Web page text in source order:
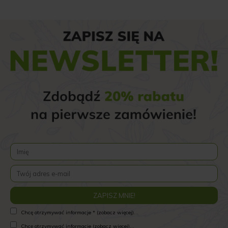
Chcę otrzymywać informacje * (zobacz więcej)...
Chcę otrzymywać informacje (zobacz więcej)...